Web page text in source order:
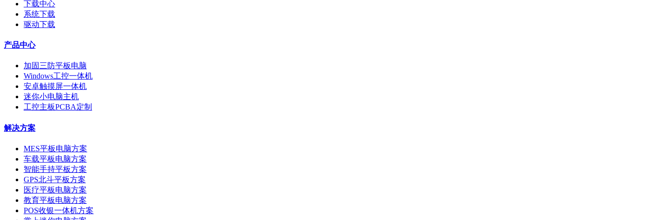
下载中心
系统下载
驱动下载
产品中心
加固三防平板电脑
Windows工控一体机
安卓触摸屏一体机
迷你小电脑主机
工控主板PCBA定制
解决方案
MES平板电脑方案
车载平板电脑方案
智能手持平板方案
GPS北斗平板方案
医疗平板电脑方案
教育平板电脑方案
POS收银一体机方案